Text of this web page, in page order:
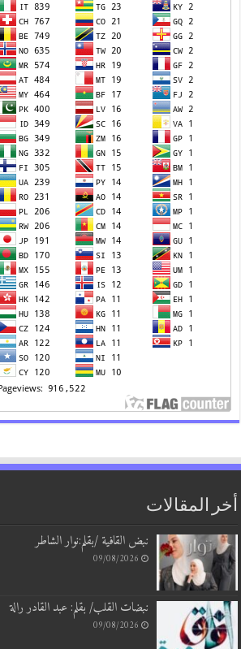
المقالات
نبض القافية /بقلم:نوار الشاطر
09/08/2026
نبضات القلب/ بقلم: عبد القادر رالة
09/08/2026